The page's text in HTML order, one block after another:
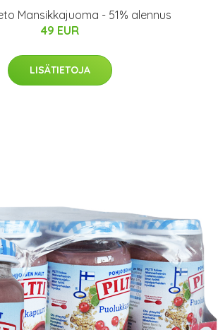
Mansikkajuoma - 51% alennus
49 EUR
LISÄTIETOJA